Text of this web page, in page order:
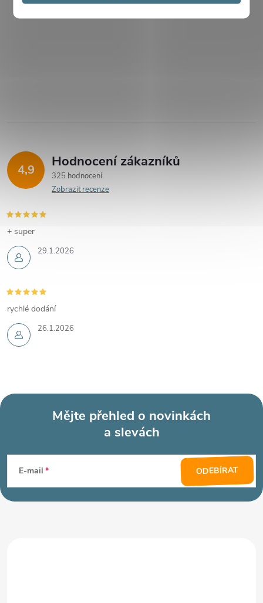
4,9 Hodnocení zákazníků
325 hodnocení
Zobrazit recenze
29.1.2026
+ super
26.1.2026
rychlé dodání
p
Mějte přehled o novinkách
a slevách
E-mail ODEBÍRAT